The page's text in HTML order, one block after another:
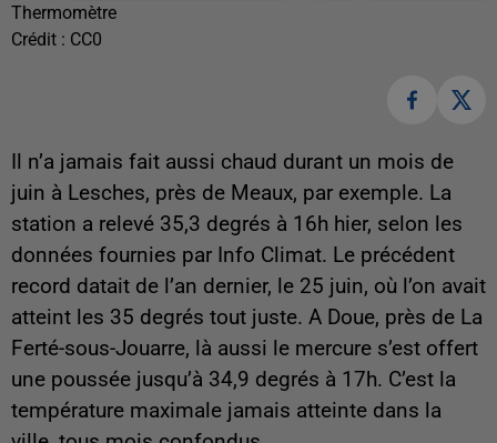
Thermomètre
Crédit : CC0
Il n’a jamais fait aussi chaud durant un mois de
juin à Lesches, près de Meaux, par exemple. La
station a relevé 35,3 degrés à 16h hier, selon les
données fournies par Info Climat. Le précédent
record datait de l’an dernier, le 25 juin, où l’on avait
atteint les 35 degrés tout juste. A Doue, près de La
Ferté-sous-Jouarre, là aussi le mercure s’est offert
une poussée jusqu’à 34,9 degrés à 17h. C’est la
température maximale jamais atteinte dans la